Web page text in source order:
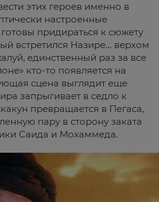
этих героев именно в
настроенные
придираться к сюжету
встретился Назире… верхом
единственный раз за все
кто-то появляется на
сцена выглядит еще
запрыгивает в седло к
превращается в Пегаса,
пару в сторону заката
Саида и Мохаммеда.